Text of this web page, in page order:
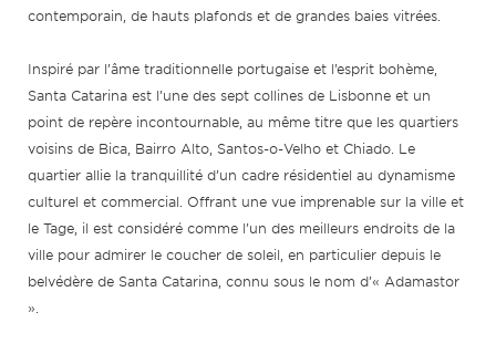
contemporain, de hauts plafonds et de grandes baies vitrées.
Inspiré par l’âme traditionnelle portugaise et l’esprit bohème,
Santa Catarina est l’une des sept collines de Lisbonne et un
point de repère incontournable, au même titre que les quartiers
voisins de Bica, Bairro Alto, Santos-o-Velho et Chiado. Le
quartier allie la tranquillité d’un cadre résidentiel au dynamisme
culturel et commercial. Offrant une vue imprenable sur la ville et
le Tage, il est considéré comme l’un des meilleurs endroits de la
ville pour admirer le coucher de soleil, en particulier depuis le
belvédère de Santa Catarina, connu sous le nom d’« Adamastor
».